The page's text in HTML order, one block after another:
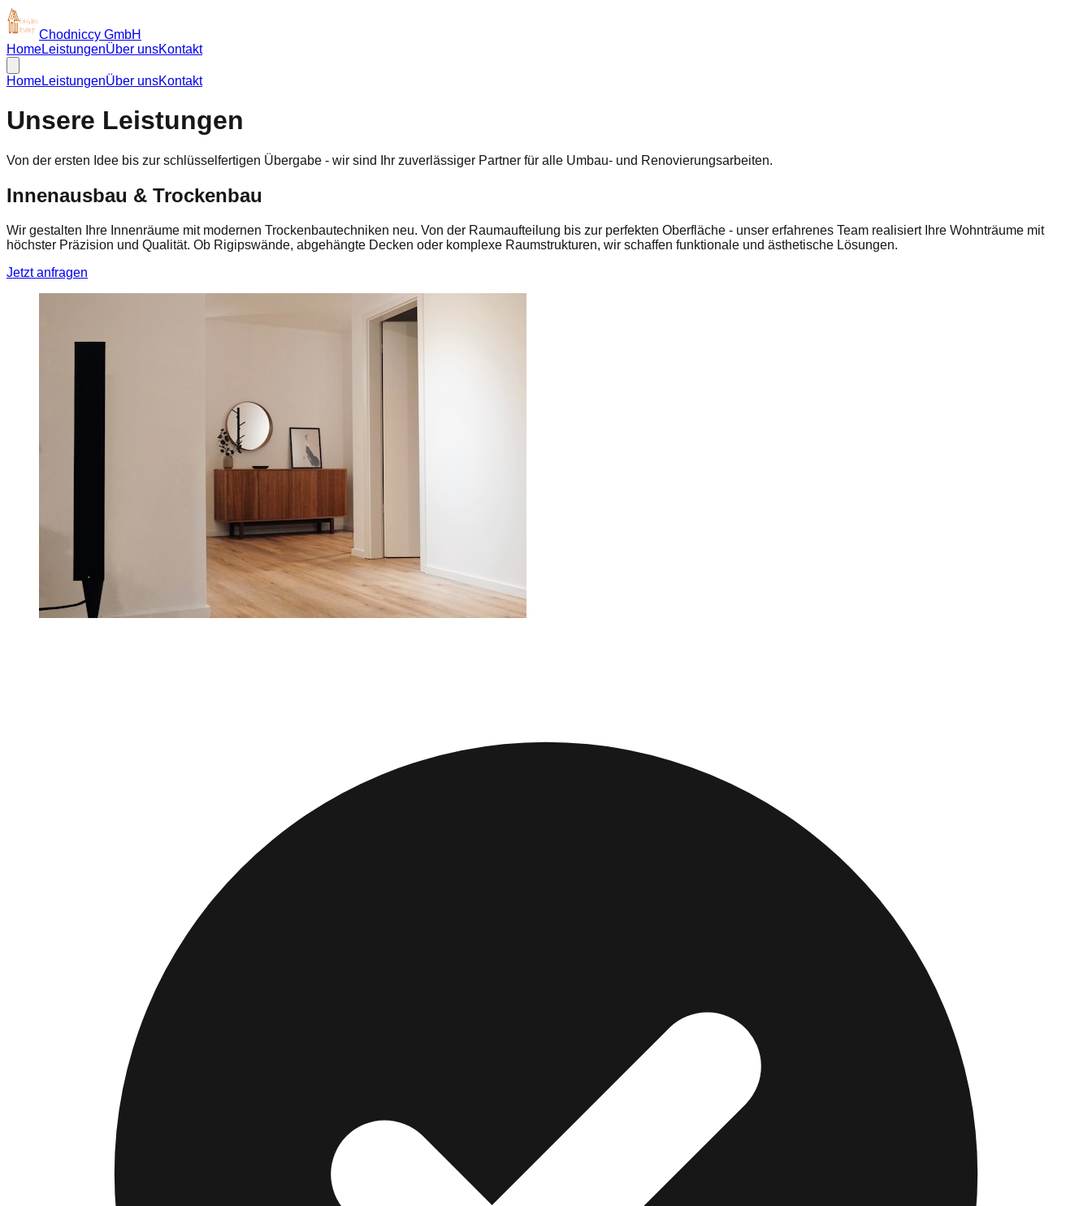
Chodniccy GmbH
HomeLeistungenÜber unsKontakt
HomeLeistungenÜber unsKontakt
Unsere Leistungen
Von der ersten Idee bis zur schlüsselfertigen Übergabe - wir sind Ihr zuverlässiger Partner für alle Umbau- und Renovierungsarbeiten.
Innenausbau & Trockenbau
Wir gestalten Ihre Innenräume mit modernen Trockenbautechniken neu. Von der Raumaufteilung bis zur perfekten Oberfläche - unser erfahrenes Team realisiert Ihre Wohnträume mit
höchster Präzision und Qualität. Ob Rigipswände, abgehängte Decken oder komplexe Raumstrukturen, wir schaffen funktionale und ästhetische Lösungen.
Jetzt anfragen